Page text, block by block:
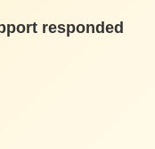
responded